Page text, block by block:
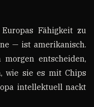
Fähigkeit zu
— ist amerikanisch.
entscheiden,
wie sie es mit Chips
intellektuell nackt